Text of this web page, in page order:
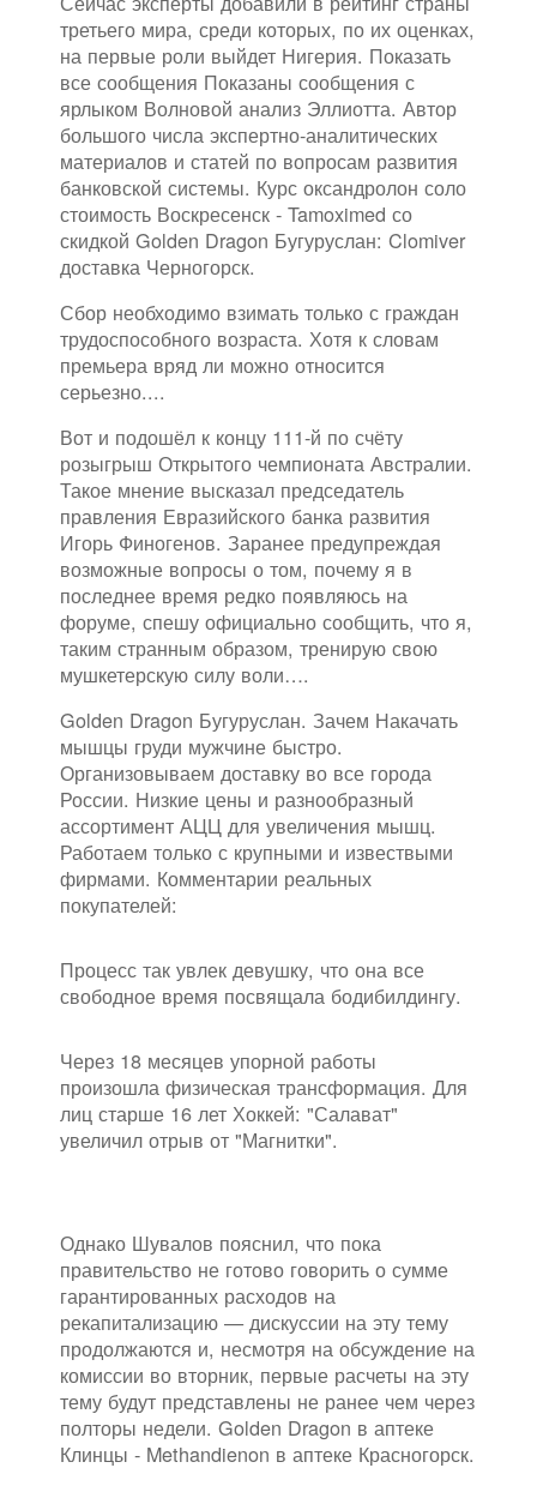
третьего мира, среди которых, по их оценках,
на первые роли выйдет Нигерия. Показать
все сообщения Показаны сообщения с
ярлыком Волновой анализ Эллиотта. Автор
большого числа экспертно-аналитических
материалов и статей по вопросам развития
банковской системы. Курс оксандролон соло
стоимость Воскресенск - Tamoximed со
скидкой Golden Dragon Бугуруслан: Clomiver
доставка Черногорск.
Сбор необходимо взимать только с граждан
трудоспособного возраста. Хотя к словам
премьера вряд ли можно относится
серьезно....
Вот и подошёл к концу 111-й по счёту
розыгрыш Открытого чемпионата Австралии.
Такое мнение высказал председатель
правления Евразийского банка развития
Игорь Финогенов. Заранее предупреждая
возможные вопросы о том, почему я в
последнее время редко появляюсь на
форуме, спешу официально сообщить, что я,
таким странным образом, тренирую свою
мушкетерскую силу воли….
Golden Dragon Бугуруслан. Зачем Накачать
мышцы груди мужчине быстро.
Организовываем доставку во все города
России. Низкие цены и разнообразный
ассортимент АЦЦ для увеличения мышц.
Работаем только с крупными и извествыми
фирмами. Комментарии реальных
покупателей:
Процесс так увлек девушку, что она все
свободное время посвящала бодибилдингу.
Через 18 месяцев упорной работы
произошла физическая трансформация. Для
лиц старше 16 лет Хоккей: "Салават"
увеличил отрыв от "Магнитки".
Однако Шувалов пояснил, что пока
правительство не готово говорить о сумме
гарантированных расходов на
рекапитализацию — дискуссии на эту тему
продолжаются и, несмотря на обсуждение на
комиссии во вторник, первые расчеты на эту
тему будут представлены не ранее чем через
полторы недели. Golden Dragon в аптеке
Клинцы - Methandienon в аптеке Красногорск.